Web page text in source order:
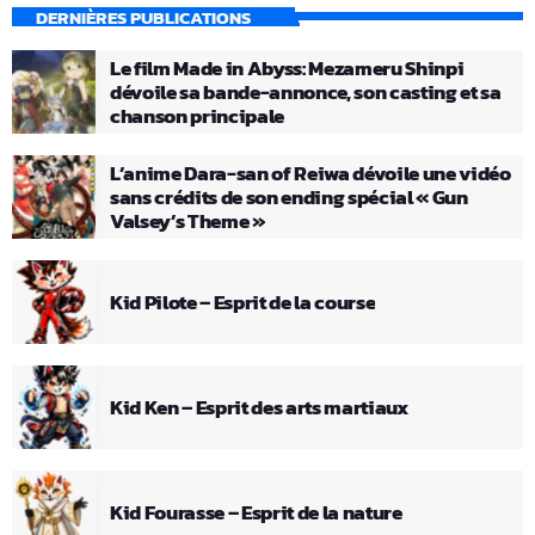
DERNIÈRES PUBLICATIONS
Le film Made in Abyss: Mezameru Shinpi
dévoile sa bande-annonce, son casting et sa
chanson principale
L’anime Dara-san of Reiwa dévoile une vidéo
sans crédits de son ending spécial « Gun
Valsey’s Theme »
Kid Pilote – Esprit de la course
Kid Ken – Esprit des arts martiaux
Kid Fourasse – Esprit de la nature